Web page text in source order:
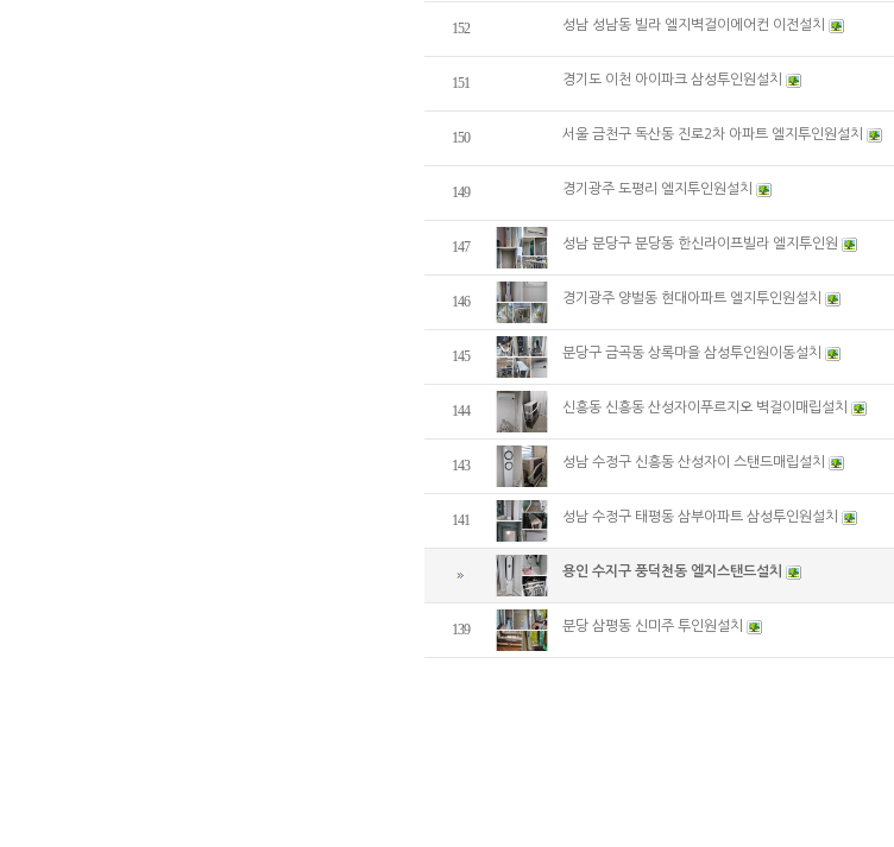
152 성남 성남동 빌라 엘지벽걸이에어컨 이전설치
151 경기도 이천 아이파크 삼성투인원설치
150 서울 금천구 독산동 진로2차 아파트 엘지투인원설치
149 경기광주 도평리 엘지투인원설치
147 성남 분당구 분당동 한신라이프빌라 엘지투인원
146 경기광주 양벌동 현대아파트 엘지투인원설치
145 분당구 금곡동 상록마을 삼성투인원이동설치
144 신흥동 신흥동 산성자이푸르지오 벽걸이매립설치
143 성남 수정구 신흥동 산성자이 스탠드매립설치
141 성남 수정구 태평동 삼부아파트 삼성투인원설치
용인 수지구 풍덕천동 엘지스탠드설치
139 분당 삼평동 신미주 투인원설치